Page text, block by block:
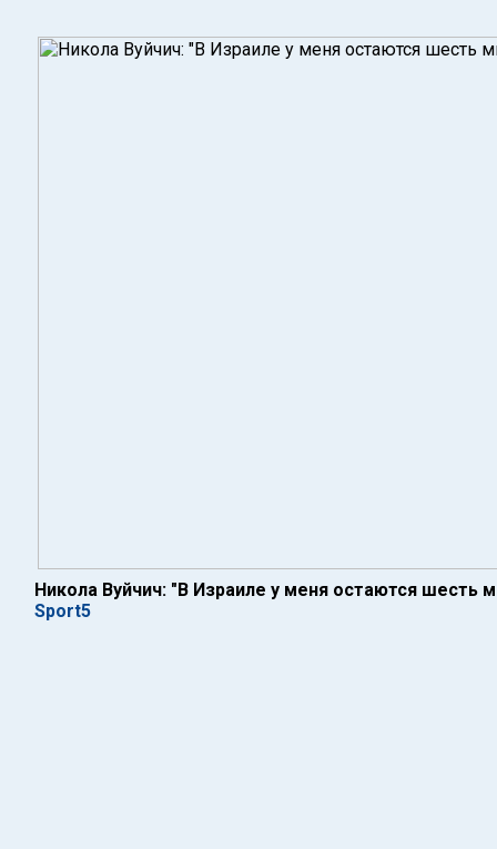
Никола Вуйчич: "В Израиле у меня остаются шесть
Sport5